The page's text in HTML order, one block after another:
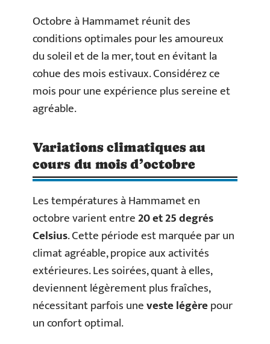
Octobre à Hammamet réunit des
conditions optimales pour les amoureux
du soleil et de la mer, tout en évitant la
cohue des mois estivaux. Considérez ce
mois pour une expérience plus sereine et
agréable.
Variations climatiques au
cours du mois d’octobre
Les températures à Hammamet en
octobre varient entre20 et 25 degrés
Celsius. Cette période est marquée par un
climat agréable, propice aux activités
extérieures. Les soirées, quant à elles,
deviennent légèrement plus fraîches,
nécessitant parfois uneveste légèrepour
un confort optimal.